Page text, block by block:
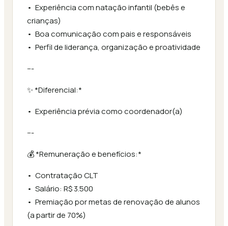
•⁠ ⁠Experiência com natação infantil (bebês e
crianças)
•⁠ ⁠Boa comunicação com pais e responsáveis
•⁠ ⁠Perfil de liderança, organização e proatividade
---
✨ *Diferencial:*
•⁠ ⁠Experiência prévia como coordenador(a)
---
💰 *Remuneração e benefícios:*
•⁠ ⁠Contratação CLT
•⁠ ⁠Salário: R$ 3.500
•⁠ ⁠Premiação por metas de renovação de alunos
(a partir de 70%)